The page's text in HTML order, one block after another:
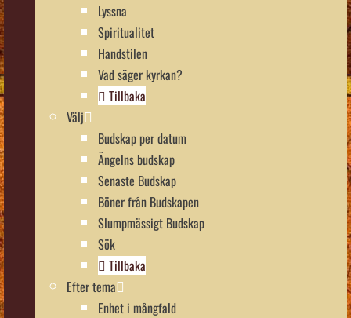
Lyssna
Spiritualitet
Handstilen
Vad säger kyrkan?
Tillbaka
Välj
Budskap per datum
Ängelns budskap
Senaste Budskap
Böner från Budskapen
Slumpmässigt Budskap
Sök
Tillbaka
Efter tema
Enhet i mångfald